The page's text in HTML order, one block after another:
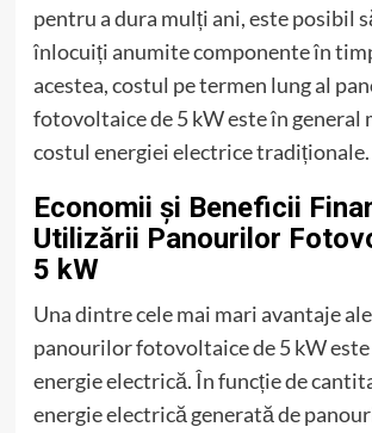
pentru a dura mulți ani, este posibil
înlocuiți anumite componente în
acestea, costul pe termen lung al
fotovoltaice de 5 kW este în general
costul energiei electrice tradiționale.
Economii și Beneficii
Utilizării Panourilor
5 kW
Una dintre cele mai mari avantaje
panourilor fotovoltaice de 5 kW este
energie electrică. În funcție de
energie electrică generată de